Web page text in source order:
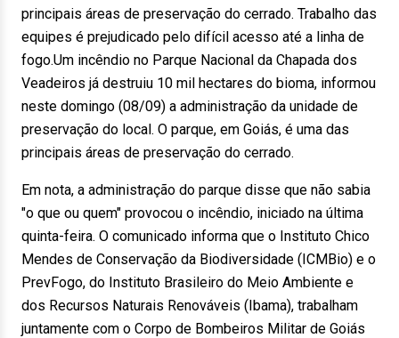
principais áreas de preservação do cerrado. Trabalho das
equipes é prejudicado pelo difícil acesso até a linha de
fogo.Um incêndio no Parque Nacional da Chapada dos
Veadeiros já destruiu 10 mil hectares do bioma, informou
neste domingo (08/09) a administração da unidade de
preservação do local. O parque, em Goiás, é uma das
principais áreas de preservação do cerrado.
Em nota, a administração do parque disse que não sabia
"o que ou quem" provocou o incêndio, iniciado na última
quinta-feira. O comunicado informa que o Instituto Chico
Mendes de Conservação da Biodiversidade (ICMBio) e o
PrevFogo, do Instituto Brasileiro do Meio Ambiente e
dos Recursos Naturais Renováveis (Ibama), trabalham
juntamente com o Corpo de Bombeiros Militar de Goiás